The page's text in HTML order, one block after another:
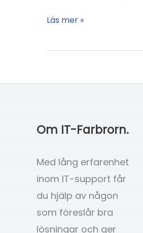
Snabbare
med
Läs mer »
Om IT-Farbrorn.
Med lång erfarenhet
inom IT-support får
du hjälp av någon
som föreslår bra
lösningar och ger